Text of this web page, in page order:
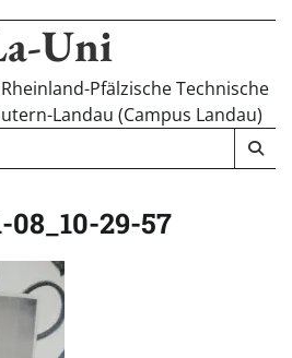
Uni
Pfälzische Technische
Landau (Campus Landau)
08_10-29-57